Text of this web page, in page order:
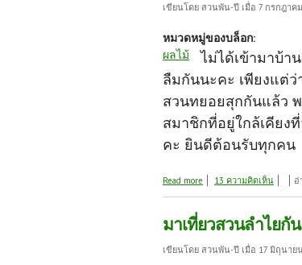
เขียนโดย สวนพัน-ปี เมื่อ 7 กรกฎาค
หมวดหมู่ของบล็อก:
ผลไม้
ไม่ได้เข้ามาบ้า
ลืมกันนะคะ เพียงแต่
สวนทยอยสุกกันแล้ว
สมาชิกที่อยู่ใกล้เคียง
คะ ยินดีต้อนรับทุกคน
Read more about ลำไย,แก้วมังกรสุก
13 ความคิดเห็น อ่
มาเที่ยวสวนลำไยกัน
เขียนโดย สวนพัน-ปี เมื่อ 17 มิถุนาย